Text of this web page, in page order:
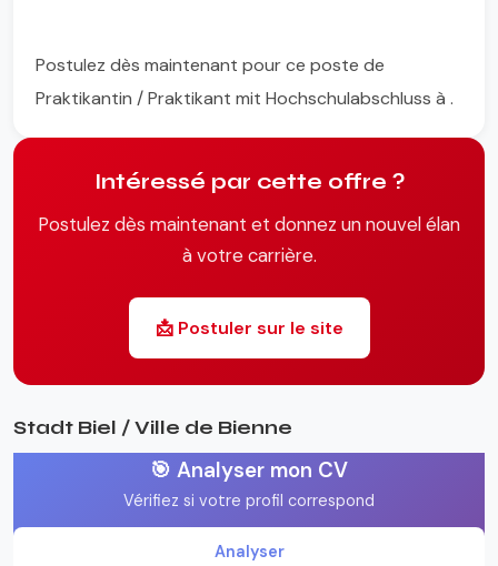
Postulez dès maintenant pour ce poste de
Praktikantin / Praktikant mit Hochschulabschluss à .
Intéressé par cette offre ?
Postulez dès maintenant et donnez un nouvel élan
à votre carrière.
📩 Postuler sur le site
Stadt Biel / Ville de Bienne
🎯 Analyser mon CV
Vérifiez si votre profil correspond
Analyser